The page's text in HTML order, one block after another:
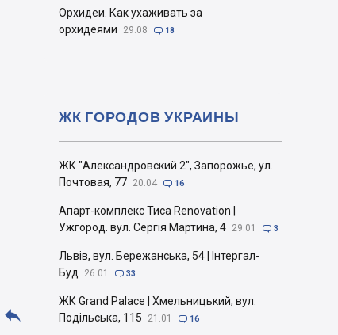

Орхидеи. Как ухаживать за
орхидеями
29.08  18
ЖК "Александровский 2", Запорожье, ул.
Почтовая, 77 20.04  16
Апарт-комплекс Тиса Renovation |
Ужгород. вул. Сергія Мартина, 4 29.01  3
Львів, вул. Бережанська, 54 | Інтергал-
Буд
26.01  33
ЖК Grand Palace | Хмельницький, вул.
Подільська, 115
21.01  16
ЖК ГОРОДОВ УКРАИНЫ